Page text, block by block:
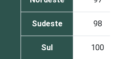
Sudeste 98
Sul 100